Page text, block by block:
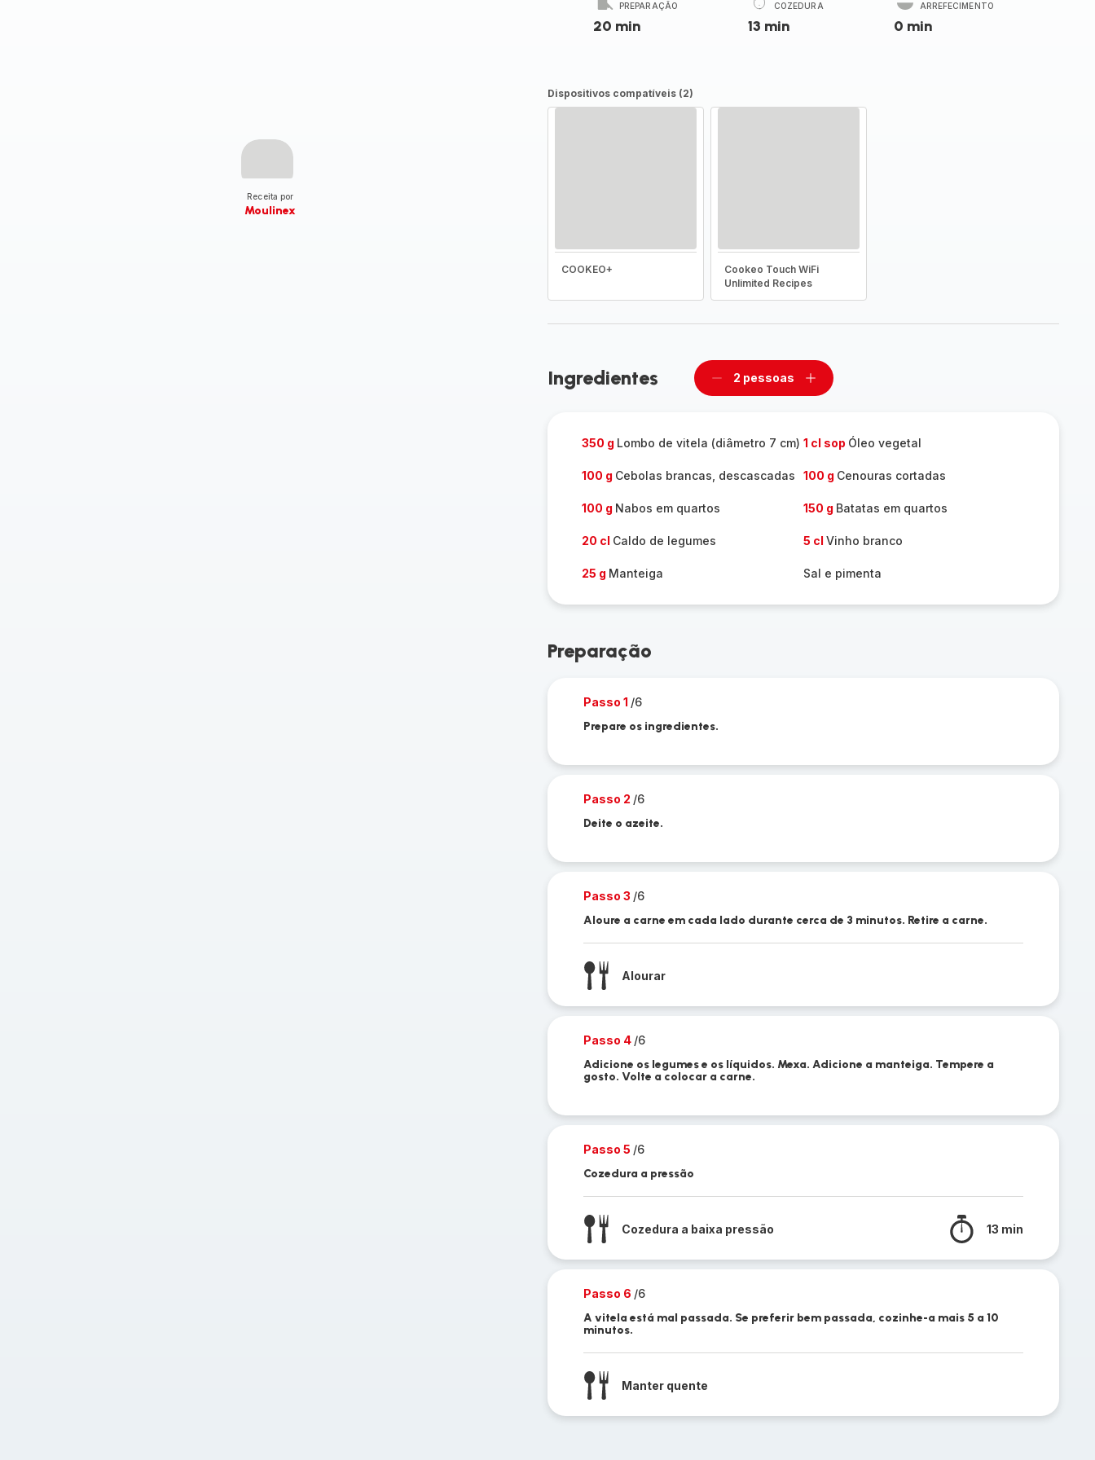
Receita por
Moulinex
PREPARAÇÃO
20 min
COZEDURA
13 min
ARREFECIMENTO
0 min
Dispositivos compatíveis (2)
COOKEO+
Cookeo Touch WiFi
Unlimited Recipes
Ingredientes
Remover
2 pessoas
Adicionar
350 g Lombo de vitela (diâmetro 7 cm) 1 cl sop Óleo vegetal
100 g Cebolas brancas, descascadas 100 g Cenouras cortadas
100 g Nabos em quartos 150 g Batatas em quartos
20 cl Caldo de legumes 5 cl Vinho branco
25 g Manteiga Sal e pimenta
Preparação
Passo 1 /6
Prepare os ingredientes.
Passo 2 /6
Deite o azeite.
Passo 3 /6
Aloure a carne em cada lado durante cerca de 3 minutos. Retire a carne.
Alourar
Passo 4 /6
Adicione os legumes e os líquidos. Mexa. Adicione a manteiga. Tempere a
gosto. Volte a colocar a carne.
Passo 5 /6
Cozedura a pressão
Cozedura a baixa pressão 13 min
Passo 6 /6
A vitela está mal passada. Se preferir bem passada, cozinhe-a mais 5 a 10
minutos.
Manter quente